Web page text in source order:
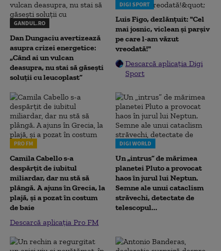
GANDUL.RO
Dan Dungaciu avertizează
asupra crizei energetice:
„Când ai un vulcan
deasupra, nu stai să găsești
soluții cu leucoplast”
DIGI SPORT
Luis Figo, dezlănțuit: "Cel
mai josnic, viclean și parșiv
pe care l-am văzut
vreodată!"
Descarcă aplicația Digi
Sport
PRO FM
Camila Cabello s-a
despărțit de iubitul
miliardar, dar nu stă să
plângă. A ajuns în Grecia, la
plajă, și a pozat în costum
de baie
Descarcă aplicația Pro FM
DIGI WORLD
Un „intrus” de mărimea
planetei Pluto a provocat
haos în jurul lui Neptun.
Semne ale unui cataclism
străvechi, detectate de
telescopul...